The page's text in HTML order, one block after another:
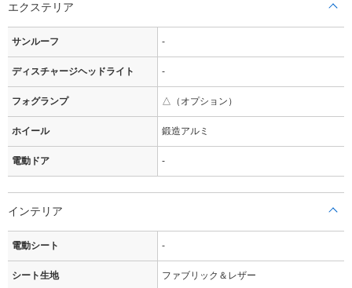
エクステリア
サンルーフ -
ディスチャージヘッドライト -
フォグランプ △（オプション）
ホイール 鍛造アルミ
電動ドア -
インテリア
電動シート -
シート生地 ファブリック＆レザー